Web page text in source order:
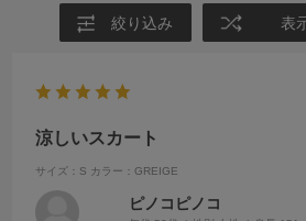
絞り込み 表
涼しいスカート
サイズ：S カラー：GREIGE
ピノコピノコ